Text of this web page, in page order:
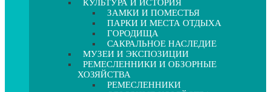
КУЛЬТУРА И ИСТОРИЯ
ЗАМКИ И ПОМЕСТЬЯ
ПАРКИ И МЕСТА ОТДЫХА
ГОРОДИЩА
САКРАЛЬНОЕ НАСЛЕДИЕ
МУЗЕИ И ЭКСПОЗИЦИИ
РЕМЕСЛЕННИКИ И ОБЗОРНЫЕ
ХОЗЯЙСТВА
РЕМЕСЛЕННИКИ